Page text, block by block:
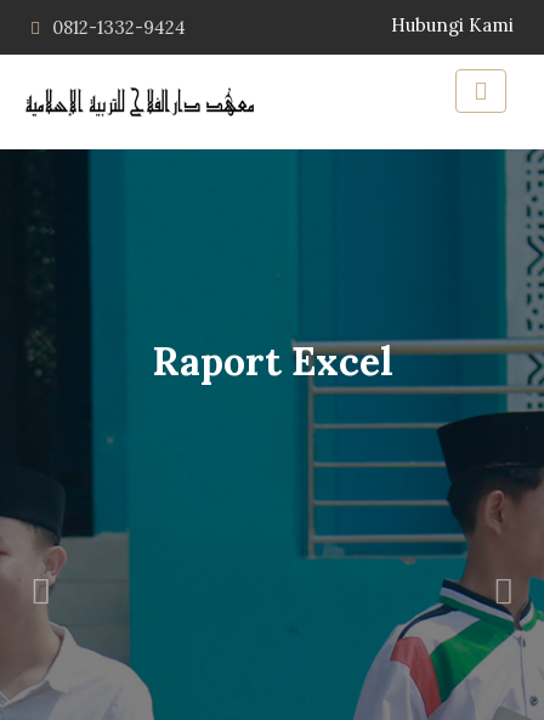
0812-1332-9424 Hubungi Kami
Raport Excel
Previous